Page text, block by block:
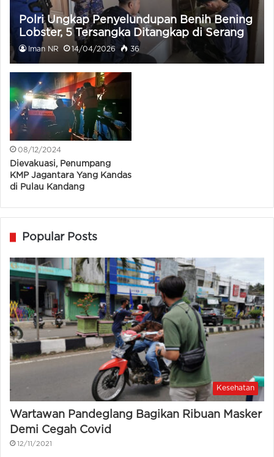
Polri Ungkap Penyelundupan Benih Bening
Lobster, 5 Tersangka Ditangkap di Serang
Iman NR 14/04/2026 36
08/12/2024
Dievakuasi, Penumpang
KMP Jagantara Yang Kandas
di Pulau Kandang
Popular Posts
Kesehatan
Wartawan Pandeglang Bagikan Ribuan Masker
Demi Cegah Covid
12/11/2021